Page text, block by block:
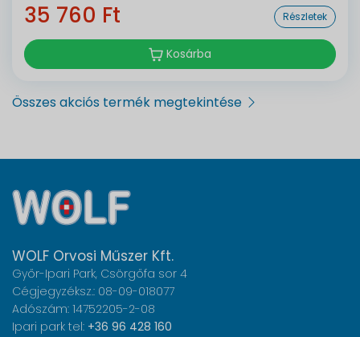
35 760 Ft Részletek
Kosárba
Összes akciós termék megtekintése
WOLF Orvosi Műszer Kft.
Győr-Ipari Park, Csörgőfa sor 4
Cégjegyzéksz.: 08-09-018077
Adószám: 14752205-2-08
Ipari park tel: +36 96 428 160